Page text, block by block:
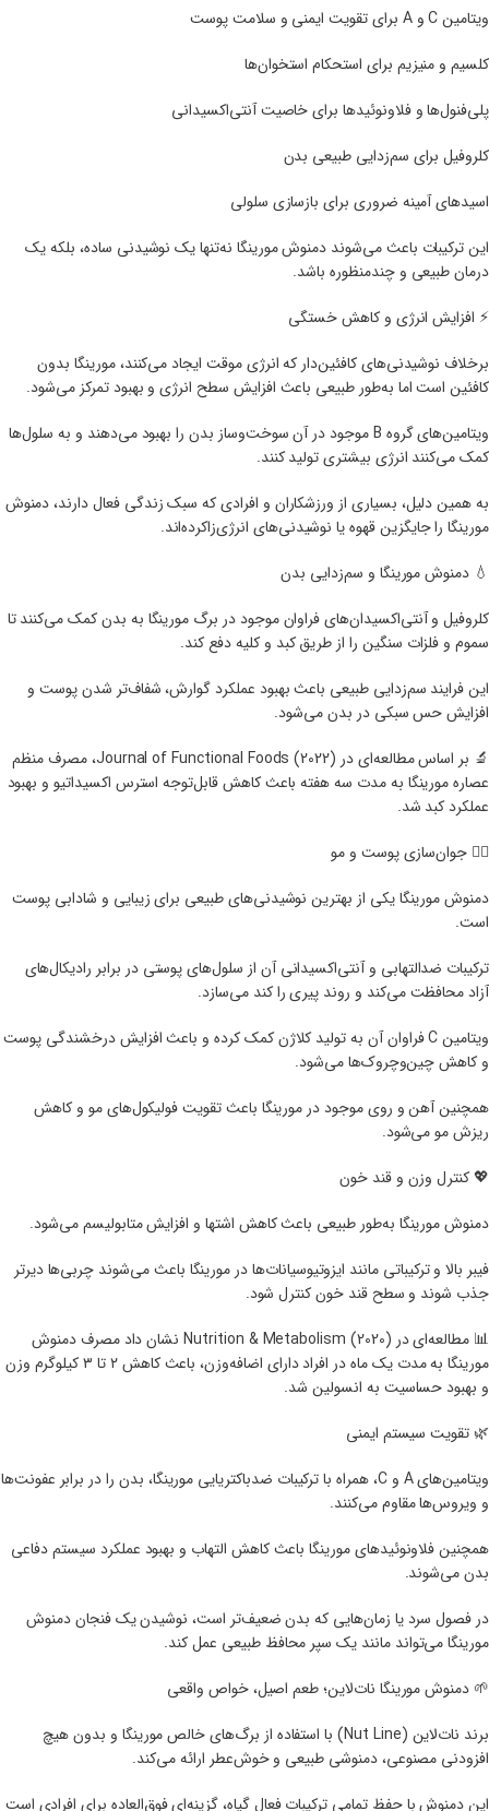
ویتامین C و A برای تقویت ایمنی و سلامت پوست
کلسیم و منیزیم برای استحکام استخوان‌ها
پلی‌فنول‌ها و فلاونوئیدها برای خاصیت آنتی‌اکسیدانی
کلروفیل برای سم‌زدایی طبیعی بدن
اسیدهای آمینه ضروری برای بازسازی سلولی
این ترکیبات باعث می‌شوند دمنوش مورینگا نه‌تنها یک نوشیدنی ساده، بلکه یک
درمان طبیعی و چندمنظوره باشد.
⚡ افزایش انرژی و کاهش خستگی
برخلاف نوشیدنی‌های کافئین‌دار که انرژی موقت ایجاد می‌کنند، مورینگا بدون
کافئین است اما به‌طور طبیعی باعث افزایش سطح انرژی و بهبود تمرکز می‌شود.
ویتامین‌های گروه B موجود در آن سوخت‌وساز بدن را بهبود می‌دهند و به سلول‌ها
کمک می‌کنند انرژی بیشتری تولید کنند.
به همین دلیل، بسیاری از ورزشکاران و افرادی که سبک زندگی فعال دارند، دمنوش
مورینگا را جایگزین قهوه یا نوشیدنی‌های انرژی‌زاکرده‌اند.
💧 دمنوش مورینگا و سم‌زدایی بدن
کلروفیل و آنتی‌اکسیدان‌های فراوان موجود در برگ مورینگا به بدن کمک می‌کنند تا
سموم و فلزات سنگین را از طریق کبد و کلیه دفع کند.
این فرایند سم‌زدایی طبیعی باعث بهبود عملکرد گوارش، شفاف‌تر شدن پوست و
افزایش حس سبکی در بدن می‌شود.
🔬 بر اساس مطالعه‌ای در Journal of Functional Foods (2022)، مصرف منظم
عصاره مورینگا به مدت سه هفته باعث کاهش قابل‌توجه استرس اکسیداتیو و بهبود
عملکرد کبد شد.
💆‍♀️ جوان‌سازی پوست و مو
دمنوش مورینگا یکی از بهترین نوشیدنی‌های طبیعی برای زیبایی و شادابی پوست
است.
ترکیبات ضدالتهابی و آنتی‌اکسیدانی آن از سلول‌های پوستی در برابر رادیکال‌های
آزاد محافظت می‌کند و روند پیری را کند می‌سازد.
ویتامین C فراوان آن به تولید کلاژن کمک کرده و باعث افزایش درخشندگی پوست
و کاهش چین‌وچروک‌ها می‌شود.
همچنین آهن و روی موجود در مورینگا باعث تقویت فولیکول‌های مو و کاهش
ریزش مو می‌شود.
💖 کنترل وزن و قند خون
دمنوش مورینگا به‌طور طبیعی باعث کاهش اشتها و افزایش متابولیسم می‌شود.
فیبر بالا و ترکیباتی مانند ایزو‌تیوسیانات‌ها در مورینگا باعث می‌شوند چربی‌ها دیرتر
جذب شوند و سطح قند خون کنترل شود.
📊 مطالعه‌ای در Nutrition & Metabolism (2020) نشان داد مصرف دمنوش
مورینگا به مدت یک ماه در افراد دارای اضافه‌وزن، باعث کاهش ۲ تا ۳ کیلوگرم وزن
و بهبود حساسیت به انسولین شد.
🌿 تقویت سیستم ایمنی
ویتامین‌های A و C، همراه با ترکیبات ضدباکتریایی مورینگا، بدن را در برابر عفونت‌ها
و ویروس‌ها مقاوم می‌کنند.
همچنین فلاونوئیدهای مورینگا باعث کاهش التهاب و بهبود عملکرد سیستم دفاعی
بدن می‌شوند.
در فصول سرد یا زمان‌هایی که بدن ضعیف‌تر است، نوشیدن یک فنجان دمنوش
مورینگا می‌تواند مانند یک سپر محافظ طبیعی عمل کند.
🌱 دمنوش مورینگا نات‌لاین؛ طعم اصیل، خواص واقعی
برند نات‌لاین (Nut Line) با استفاده از برگ‌های خالص مورینگا و بدون هیچ
افزودنی مصنوعی، دمنوشی طبیعی و خوش‌عطر ارائه می‌کند.
این دمنوش با حفظ تمامی ترکیبات فعال گیاه، گزینه‌ای فوق‌العاده برای افرادی است